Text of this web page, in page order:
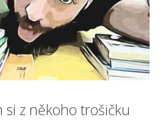
si z někoho trošičku